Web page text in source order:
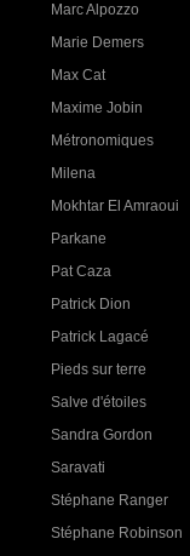
Marc Alpozzo
Marie Demers
Max Cat
Maxime Jobin
Métronomiques
Milena
Mokhtar El Amraoui
Parkane
Pat Caza
Patrick Dion
Patrick Lagacé
Pieds sur terre
Salve d'étoiles
Sandra Gordon
Saravati
Stéphane Ranger
Stéphane Robinson